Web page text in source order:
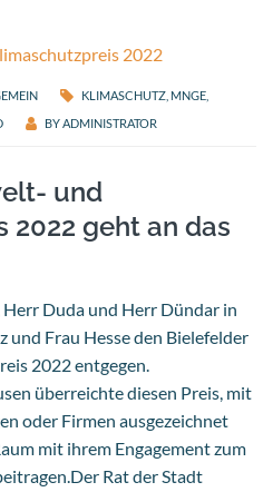
KLIMASCHUTZ MNGE
BYADMINISTRATOR
und
2022 geht an das
Duda und Herr Dündar in
und Frau Hesse den Bielefelder
2022 entgegen.
überreichte diesen Preis, mit
oder Firmen ausgezeichnet
mit ihrem Engagement zum
Rat der Stadt